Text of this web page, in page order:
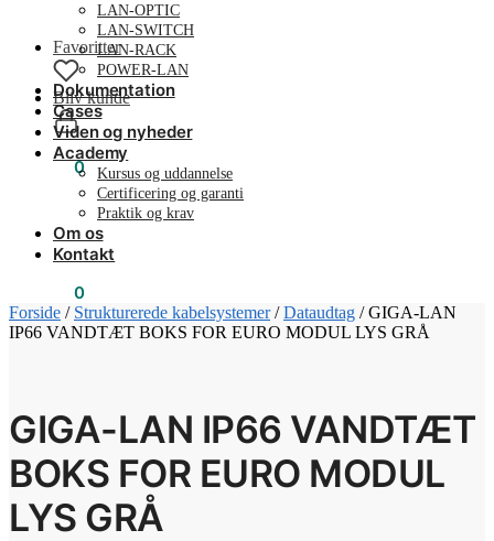
Favoritter
Bliv kunde
kr. 0
LAN-OPTIC
LAN-SWITCH
LAN-RACK
POWER-LAN
Dokumentation
Cases
Viden og nyheder
Academy
Kursus og uddannelse
Certificering og garanti
Praktik og krav
Om os
Kontakt
0
Forside / Strukturerede kabelsystemer/Dataudtag /GIGA-LAN
IP66 VANDTÆT BOKS FOR EURO MODUL LYS GRÅ
GIGA-LAN IP66 VANDTÆT
BOKS FOR EURO MODUL
LYS GRÅ